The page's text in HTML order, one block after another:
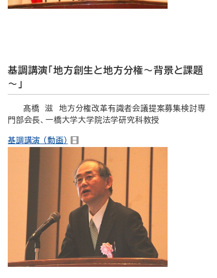
基調講演「地方創生と地方分権～背景と課題
～」
髙橋 滋 地方分権改革有識者会議提案募集検討専
門部会長、一橋大学大学院法学研究科教授
基調講演 （動画）